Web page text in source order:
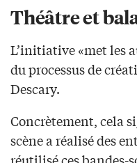
Théâtre et
L’initiative «met les
du processus de
Descary.
Concrètement, cela
scène a réalisé des